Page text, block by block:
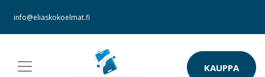
info@eliaskokoelmat.fi
KAUPPA